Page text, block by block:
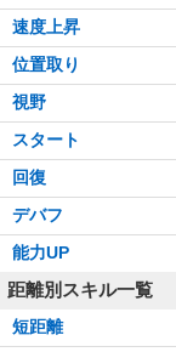
速度上昇
位置取り
視野
スタート
回復
デバフ
能力UP
距離別スキル一覧
短距離